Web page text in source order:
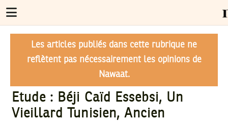
Les articles publiés dans cette rubrique ne
reflètent pas nécessairement les opinions de
Nawaat.
Etude : Béji Caïd Essebsi, Un
Vieillard Tunisien, Ancien